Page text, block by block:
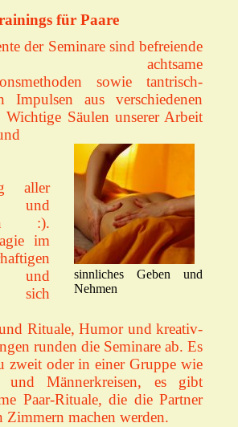
für Paare
der Seminare sind befreiende
achtsame
sowie tantrisch-
Impulsen aus verschiedenen
Säulen unserer Arbeit
sinnliches Geben und
Nehmen
aller
:).
im
und
sich
Rituale, Humor und kreativ-
runden die Seminare ab. Es
zweit oder in einer Gruppe wie
und Männerkreisen, es gibt
Paar-Rituale, die die Partner
Zimmern machen werden.